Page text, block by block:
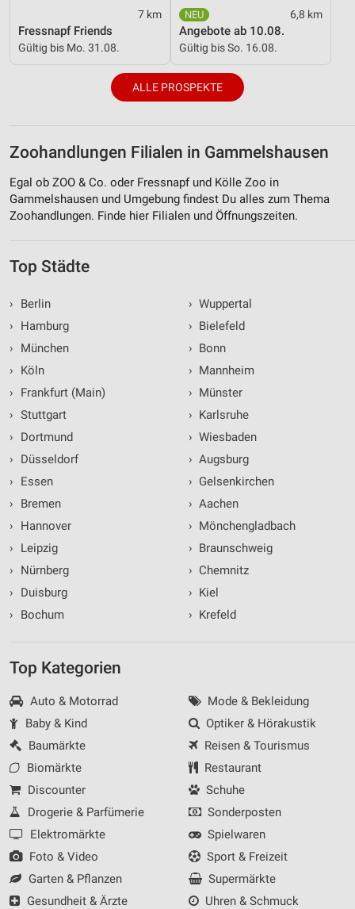
7 km
Fressnapf Friends
Gültig bis Mo. 31.08.
6,8 km
Angebote ab 10.08.
Gültig bis So. 16.08.
ALLE PROSPEKTE
Zoohandlungen Filialen in Gammelshausen
Egal ob ZOO & Co. oder Fressnapf und Kölle Zoo in
Gammelshausen und Umgebung findest Du alles zum Thema
Zoohandlungen. Finde hier Filialen und Öffnungszeiten.
Top Städte
›
Berlin
›
Hamburg
›
München
›
Köln
›
Frankfurt (Main)
› Stuttgart
›
Dortmund
›
Düsseldorf
›
Essen
›
Bremen
›
Hannover
›
Leipzig
›
Nürnberg
›
Duisburg
›
Bochum
› Wuppertal
› Bielefeld
› Bonn
› Mannheim
› Münster
› Karlsruhe
› Wiesbaden
› Augsburg
› Gelsenkirchen
› Aachen
› Mönchengladbach
› Braunschweig
› Chemnitz
› Kiel
› Krefeld
Top Kategorien
Auto & Motorrad
Baby & Kind
Baumärkte
Biomärkte
Discounter
Drogerie & Parfümerie
Elektromärkte
Foto & Video
Garten & Pflanzen
Gesundheit & Ärzte
Mode & Bekleidung
Optiker & Hörakustik
Reisen & Tourismus
Restaurant
Schuhe
Sonderposten
Spielwaren
Sport & Freizeit
Supermärkte
Uhren & Schmuck